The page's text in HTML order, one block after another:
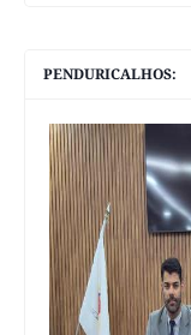
PENDURICALHOS: